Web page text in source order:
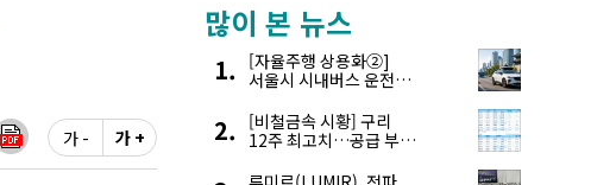
가 - 가 +
많이 본 뉴스
[자율주행 상용화②]
서울시 시내버스 운전자
해결한다
[비철금속 시황] 구리
12주 최고치…공급 부족